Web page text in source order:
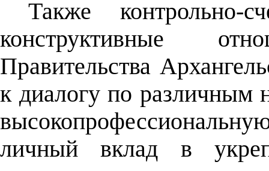
Также контрольно-
конструктивные
Правительства
к диалогу по различным
личный вклад в